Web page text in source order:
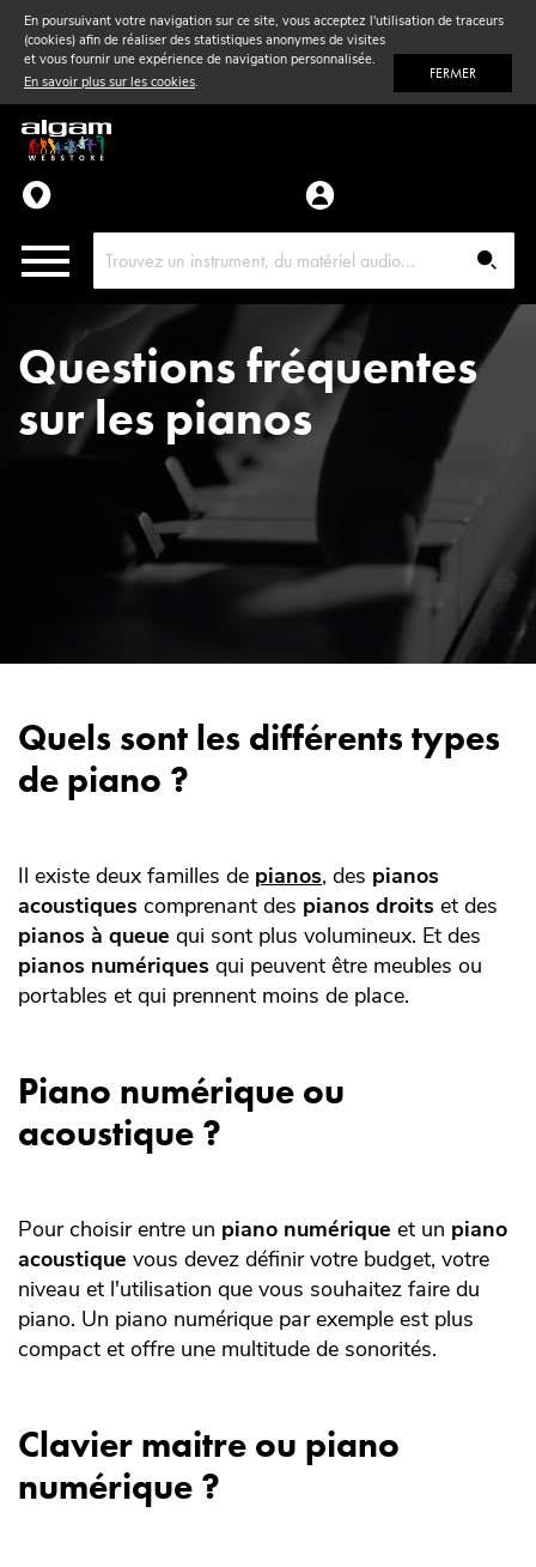
En poursuivant votre navigation sur ce site, vous acceptez l'utilisation de traceurs
(cookies) afin de réaliser des statistiques anonymes de visites
et vous fournir une expérience de navigation personnalisée.
En savoir plus sur les cookies. FERMER
Vent& Violon
Accessoires
Pièces détachées
Questions fréquentes
sur les pianos
Quels sont les différents types
de piano ?
Il existe deux familles de pianos, des pianos
acoustiques comprenant des pianos droits et des
pianos à queue qui sont plus volumineux. Et des
pianos numériques qui peuvent être meubles ou
portables et qui prennent moins de place.
Piano numérique ou
acoustique ?
Pour choisir entre un piano numérique et un piano
acoustique vous devez définir votre budget, votre
niveau et l'utilisation que vous souhaitez faire du
piano. Un piano numérique par exemple est plus
compact et offre une multitude de sonorités.
Clavier maitre ou piano
numérique ?